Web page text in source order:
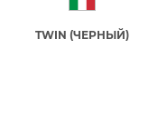
TWIN (ЧЕРНЫЙ)